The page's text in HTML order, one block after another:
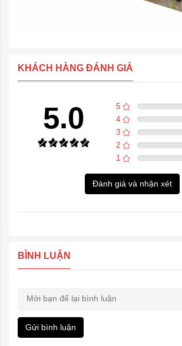
KHÁCH HÀNG ĐÁNH GIÁ
5.0 5
4
3
2
1
Đánh giá và nhận xét
BÌNH LUẬN
Gửi bình luận